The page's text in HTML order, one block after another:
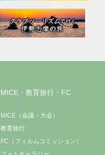
MICE・教育旅行・FC
MICE（会議・大会）
教育旅行
FC（フィルムコミッション）